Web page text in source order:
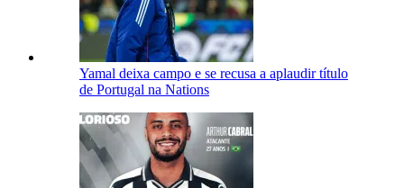
Yamal deixa campo e se recusa a aplaudir título
de Portugal na Nations